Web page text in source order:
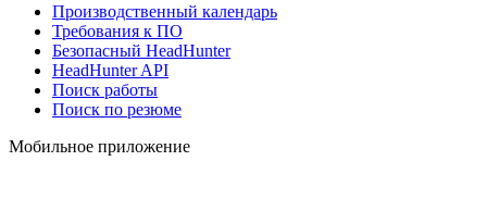
Производственный календарь
Требования к ПО
Безопасный HeadHunter
HeadHunter API
Поиск работы
Поиск по резюме
Мобильное приложение